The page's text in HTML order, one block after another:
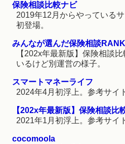
保険相談比較ナビ
2019年12月からやっている
初登場。
みんなが選んだ保険相談
【202x年最新版】保険相談
いるけど別運営の様子。
スマートマネーライフ
2024年4月初浮上。参考サイ
【202x年最新版】保険相談比
2021年1月初浮上。参考サイ
cocomoola